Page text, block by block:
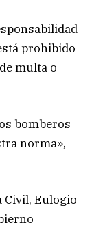
prohibido
multa o
bomberos
norma»,
Civil, Eulogio